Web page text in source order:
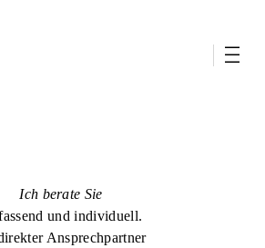
Ich berate Sie
und individuell.
Ansprechpartner